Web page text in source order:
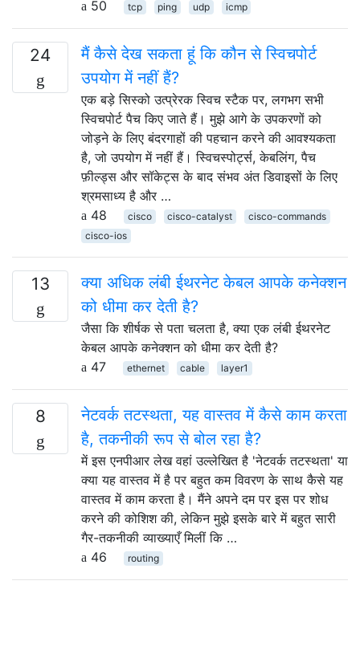
50 tcp ping udp icmp
24
मैं कैसे देख सकता हूं कि कौन से स्विचपोर्ट
उपयोग में नहीं हैं?
एक बड़े सिस्को उत्प्रेरक स्विच स्टैक पर, लगभग सभी
स्विचपोर्ट पैच किए जाते हैं। मुझे आगे के उपकरणों को
जोड़ने के लिए बंदरगाहों की पहचान करने की आवश्यकता
है, जो उपयोग में नहीं हैं। स्विचस्पोर्ट्स, केबलिंग, पैच
फ़ील्ड्स और सॉकेट्स के बाद संभव अंत डिवाइसों के लिए
श्रमसाध्य है और …
48
cisco cisco-catalyst
cisco-commands
cisco-ios
13
क्या अधिक लंबी ईथरनेट केबल आपके कनेक्शन
को धीमा कर देती है?
जैसा कि शीर्षक से पता चलता है, क्या एक लंबी ईथरनेट
केबल आपके कनेक्शन को धीमा कर देती है?
47
ethernet cable layer1
8
नेटवर्क तटस्थता, यह वास्तव में कैसे काम करता
है, तकनीकी रूप से बोल रहा है?
में इस एनपीआर लेख वहां उल्लेखित है 'नेटवर्क तटस्थता' या
क्या यह वास्तव में है पर बहुत कम विवरण के साथ कैसे यह
वास्तव में काम करता है। मैंने अपने दम पर इस पर शोध
करने की कोशिश की, लेकिन मुझे इसके बारे में बहुत सारी
गैर-तकनीकी व्याख्याएँ मिलीं कि …
46
routing